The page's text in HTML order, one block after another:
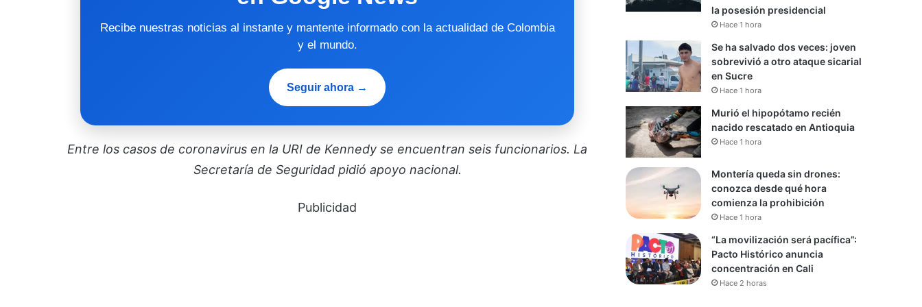
Recibe nuestras noticias al instante y mantente informado con la actualidad de Colombia
y el mundo.
Seguir ahora →
Entre los casos de coronavirus en la URI de Kennedy se encuentran seis funcionarios. La
Secretaría de Seguridad pidió apoyo nacional.
Publicidad
la posesión presidencial
Hace 1 hora
Se ha salvado dos veces: joven
sobrevivió a otro ataque sicarial
en Sucre
Hace 1 hora
Murió el hipopótamo recién
nacido rescatado en Antioquia
Hace 1 hora
Montería queda sin drones:
conozca desde qué hora
comienza la prohibición
Hace 1 hora
“La movilización será pacífica”:
Pacto Histórico anuncia
concentración en Cali
Hace 2 horas